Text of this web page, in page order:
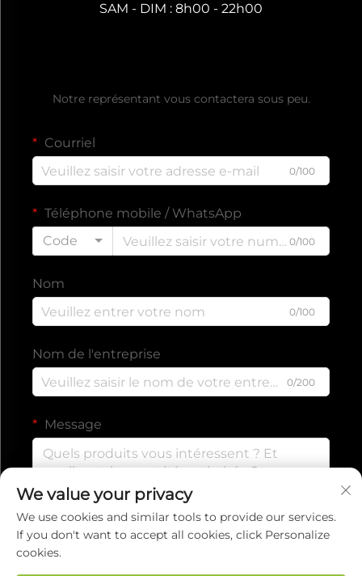
SAM - DIM : 8h00 - 22h00
Notre représentant vous contactera sous peu.
Courriel
0/100
Téléphone mobile / WhatsApp
Code
0/100
Nom
0/100
Nom de l'entreprise
0/200
Message
We value your privacy
We use cookies and similar tools to provide our services.
If you don't want to accept all cookies, click Personalize
cookies.